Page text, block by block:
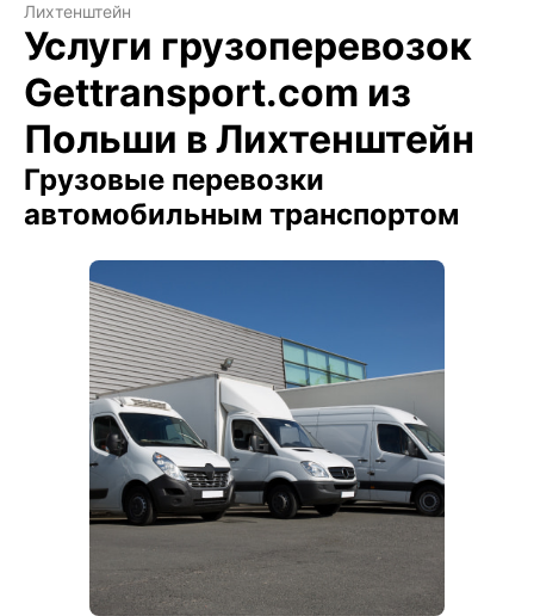
Лихтенштейн
Услуги грузоперевозок
Gettransport.com из
Польши в Лихтенштейн
Грузовые перевозки
автомобильным транспортом